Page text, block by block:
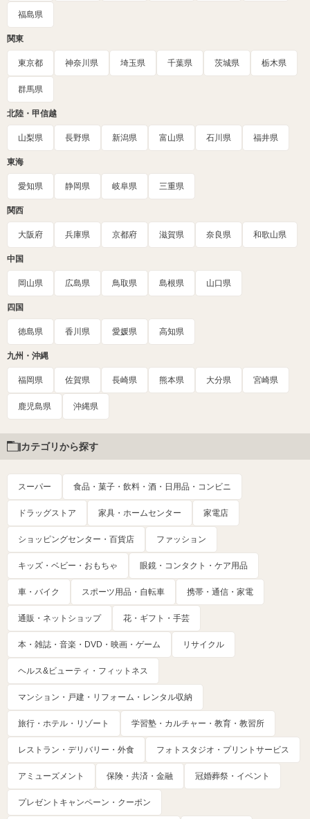
福島県
関東
東京都 神奈川県 埼玉県 千葉県 茨城県 栃木県
群馬県
北陸・甲信越
山梨県 長野県 新潟県 富山県 石川県 福井県
東海
愛知県 静岡県 岐阜県 三重県
関西
大阪府 兵庫県 京都府 滋賀県 奈良県 和歌山県
中国
岡山県 広島県 鳥取県 島根県 山口県
四国
徳島県 香川県 愛媛県 高知県
九州・沖縄
福岡県 佐賀県 長崎県 熊本県 大分県 宮崎県
鹿児島県 沖縄県
カテゴリから探す
スーパー 食品・菓子・飲料・酒・日用品・コンビニ
ドラッグストア 家具・ホームセンター 家電店
ショッピングセンター・百貨店 ファッション
キッズ・ベビー・おもちゃ 眼鏡・コンタクト・ケア用品
車・バイク スポーツ用品・自転車 携帯・通信・家電
通販・ネットショップ 花・ギフト・手芸
本・雑誌・音楽・DVD・映画・ゲーム リサイクル
ヘルス&ビューティ・フィットネス
マンション・戸建・リフォーム・レンタル収納
旅行・ホテル・リゾート 学習塾・カルチャー・教育・教習所
レストラン・デリバリー・外食 フォトスタジオ・プリントサービス
アミューズメント 保険・共済・金融 冠婚葬祭・イベント
プレゼントキャンペーン・クーポン